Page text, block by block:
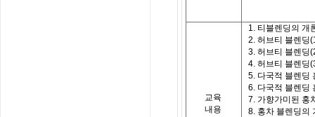
교육
내용
1. 티블렌딩의 개
2. 허브티 블렌딩
3. 허브티 블렌딩
4. 허브티 블렌딩
5. 다국적 블렌딩
6. 다국적 블렌딩
7. 가향가미된 홍
8. 홍차 블렌딩의